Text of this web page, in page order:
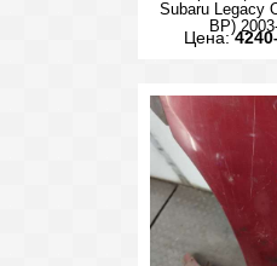
Subaru Legacy
BP)
Цена: